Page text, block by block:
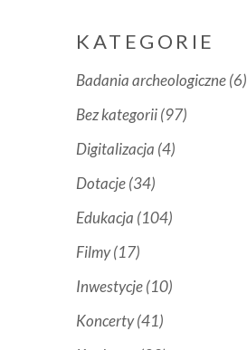
KATEGORIE
Badania archeologiczne(6)
Bez kategorii(97)
Digitalizacja (4)
Dotacje(34)
Edukacja (104)
Filmy(17)
Inwestycje(10)
Koncerty(41)